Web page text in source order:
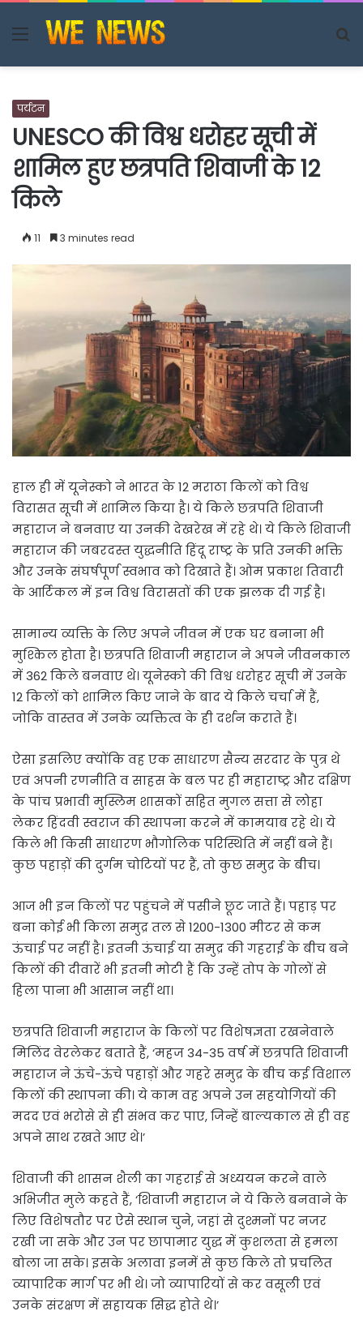
Menu
पर्यटन
UNESCO की विश्व धरोहर सूची में
शामिल हुए छत्रपति शिवाजी के 12
किले
11 3 minutes read
हाल ही में यूनेस्को ने भारत के 12 मराठा किलों को विश्व
विरासत सूची में शामिल किया है। ये किले छत्रपति शिवाजी
महाराज ने बनवाए या उनकी देखरेख में रहे थे। ये किले शिवाजी
महाराज की जबरदस्त युद्धनीति हिंदू राष्ट्र के प्रति उनकी भक्ति
और उनके संघर्षपूर्ण स्वभाव को दिखाते हैं। ओम प्रकाश तिवारी
के आर्टिकल में इन विश्व विरासतों की एक झलक दी गई है।
सामान्य व्यक्ति के लिए अपने जीवन में एक घर बनाना भी
मुश्किल होता है। छत्रपति शिवाजी महाराज ने अपने जीवनकाल
में 362 किले बनवाए थे। यूनेस्को की विश्व धरोहर सूची में उनके
12 किलों को शामिल किए जाने के बाद ये किले चर्चा में हैं,
जोकि वास्तव में उनके व्यक्तित्व के ही दर्शन कराते हैं।
ऐसा इसलिए क्योंकि वह एक साधारण सैन्य सरदार के पुत्र थे
एवं अपनी रणनीति व साहस के बल पर ही महाराष्ट्र और दक्षिण
के पांच प्रभावी मुस्लिम शासकों सहित मुगल सत्ता से लोहा
लेकर हिंदवी स्वराज की स्थापना करने में कामयाब रहे थे। ये
किले भी किसी साधारण भौगोलिक परिस्थिति में नहीं बने हैं।
कुछ पहाड़ों की दुर्गम चोटियों पर हैं, तो कुछ समुद्र के बीच।
आज भी इन किलों पर पहुंचने में पसीने छूट जाते हैं। पहाड़ पर
बना कोई भी किला समुद्र तल से 1200-1300 मीटर से कम
ऊंचाई पर नहीं है। इतनी ऊंचाई या समुद्र की गहराई के बीच बने
किलों की दीवारें भी इतनी मोटी हैं कि उन्हें तोप के गोलों से
हिला पाना भी आसान नहीं था।
छत्रपति शिवाजी महाराज के किलों पर विशेषज्ञता रखनेवाले
मिलिंद वेरलेकर बताते हैं, ‘महज 34-35 वर्ष में छत्रपति शिवाजी
महाराज ने ऊंचे-ऊंचे पहाड़ों और गहरे समुद्र के बीच कई विशाल
किलों की स्थापना की। ये काम वह अपने उन सहयोगियों की
मदद एवं भरोसे से ही संभव कर पाए, जिन्हें बाल्यकाल से ही वह
अपने साथ रखते आए थे।’
शिवाजी की शासन शैली का गहराई से अध्ययन करने वाले
अभिजीत मुले कहते हैं, ‘शिवाजी महाराज ने ये किले बनवाने के
लिए विशेषतौर पर ऐसे स्थान चुने, जहां से दुश्मनों पर नजर
रखी जा सके और उन पर छापामार युद्ध में कुशलता से हमला
बोला जा सके। इसके अलावा इनमें से कुछ किले तो प्रचलित
व्यापारिक मार्ग पर भी थे। जो व्यापारियों से कर वसूली एवं
उनके संरक्षण में सहायक सिद्ध होते थे।’